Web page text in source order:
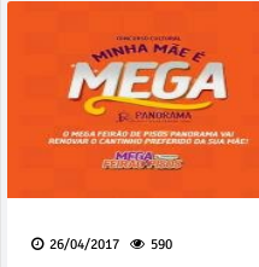
26/04/2017 590